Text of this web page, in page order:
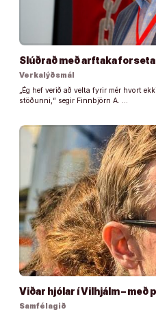
Slúðrað með arftaka
Verkalýðsmál
„Ég hef verið að velta fyrir mér hvort
stöðunni,“ segir Finnbjörn A. …
Viðar hjólar í Vilhjálm – með
Samfélagið